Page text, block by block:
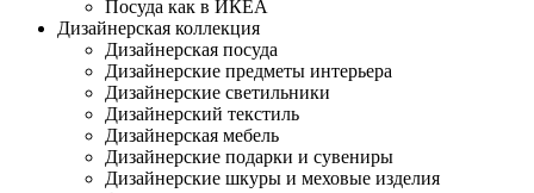
Посуда как в ИКЕА
Дизайнерская коллекция
Дизайнерская посуда
Дизайнерские предметы интерьера
Дизайнерские светильники
Дизайнерский текстиль
Дизайнерская мебель
Дизайнерские подарки и сувениры
Дизайнерские шкуры и меховые изделия